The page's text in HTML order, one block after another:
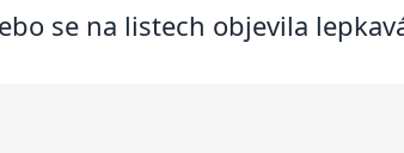
se na listech objevila